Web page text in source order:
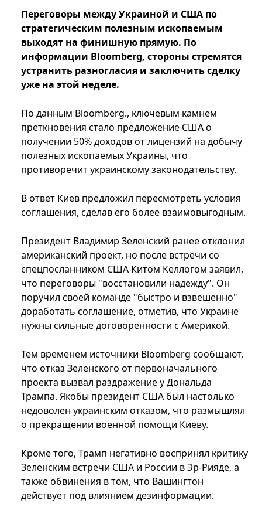
Переговоры между Украиной и США по
стратегическим полезным ископаемым
выходят на финишную прямую. По
информации Bloomberg, стороны стремятся
устранить разногласия и заключить сделку
уже на этой неделе.
По данным Bloomberg., ключевым камнем
преткновения стало предложение США о
получении 50% доходов от лицензий на добычу
полезных ископаемых Украины, что
противоречит украинскому законодательству.
В ответ Киев предложил пересмотреть условия
соглашения, сделав его более взаимовыгодным.
Президент Владимир Зеленский ранее отклонил
американский проект, но после встречи со
спецпосланником США Китом Келлогом заявил,
что переговоры "восстановили надежду". Он
поручил своей команде "быстро и взвешенно"
доработать соглашение, отметив, что Украине
нужны сильные договорённости с Америкой.
Тем временем источники Bloomberg сообщают,
что отказ Зеленского от первоначального
проекта вызвал раздражение у Дональда
Трампа. Якобы президент США был настолько
недоволен украинским отказом, что размышлял
о прекращении военной помощи Киеву.
Кроме того, Трамп негативно воспринял критику
Зеленским встречи США и России в Эр-Рияде, а
также обвинения в том, что Вашингтон
действует под влиянием дезинформации.